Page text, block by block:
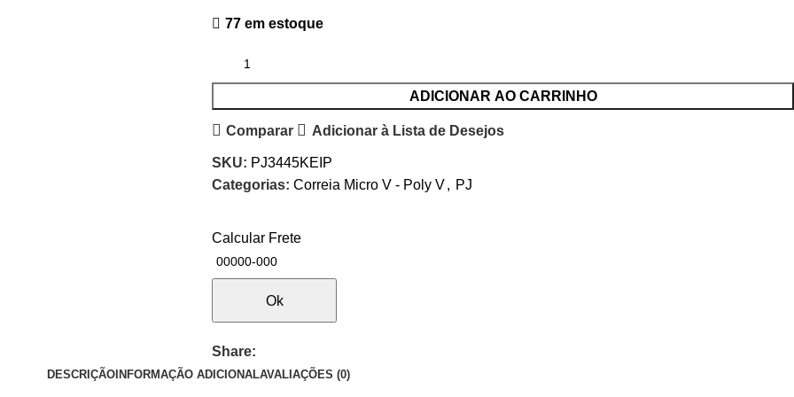
77 em estoque
ADICIONAR AO CARRINHO
Comparar Adicionar à Lista de Desejos
SKU: PJ3445KEIP
Categorias: Correia Micro V - Poly V, PJ
Calcular Frete
Ok
Share:
DESCRIÇÃO INFORMAÇÃO ADICIONALAVALIAÇÕES (0)